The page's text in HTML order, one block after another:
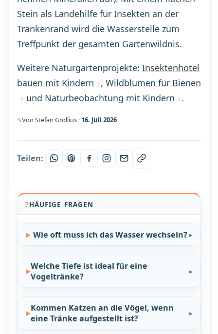
Stein als Landehilfe für Insekten an der
Tränkenrand wird die Wasserstelle zum
Treffpunkt der gesamten Gartenwildnis.
Weitere Naturgartenprojekte: Insektenhotel
bauen mit Kindern
, Wildblumen für Bienen
und Naturbeobachtung mit Kindern .
Von Stefan Grollius · 16. Juli 2026
Teilen:
HÄUFIGE FRAGEN
Wie oft muss ich das Wasser wechseln?
Welche Tiefe ist ideal für eine
Vogeltränke?
Kommen Katzen an die Vögel, wenn
eine Tränke aufgestellt ist?